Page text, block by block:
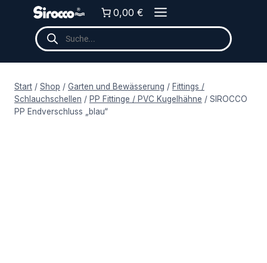
springen
0,00 €
Products
search
Start / Shop / Garten und Bewässerung / Fittings /
Schlauchschellen / PP Fittinge / PVC Kugelhähne / SIROCCO
PP Endverschluss „blau“